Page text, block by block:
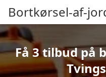
Bortkørsel-af-
Få 3 tilbud på